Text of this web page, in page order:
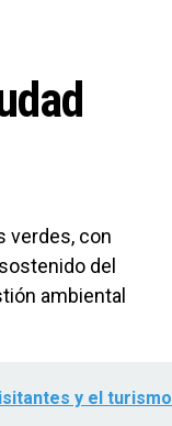
verdes, con
del
ambiental
y el turismo